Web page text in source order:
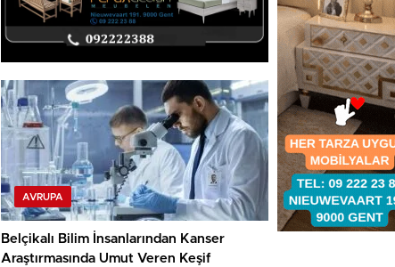
AVRUPA
Belçikalı Bilim İnsanlarından Kanser
Araştırmasında Umut Veren Keşif